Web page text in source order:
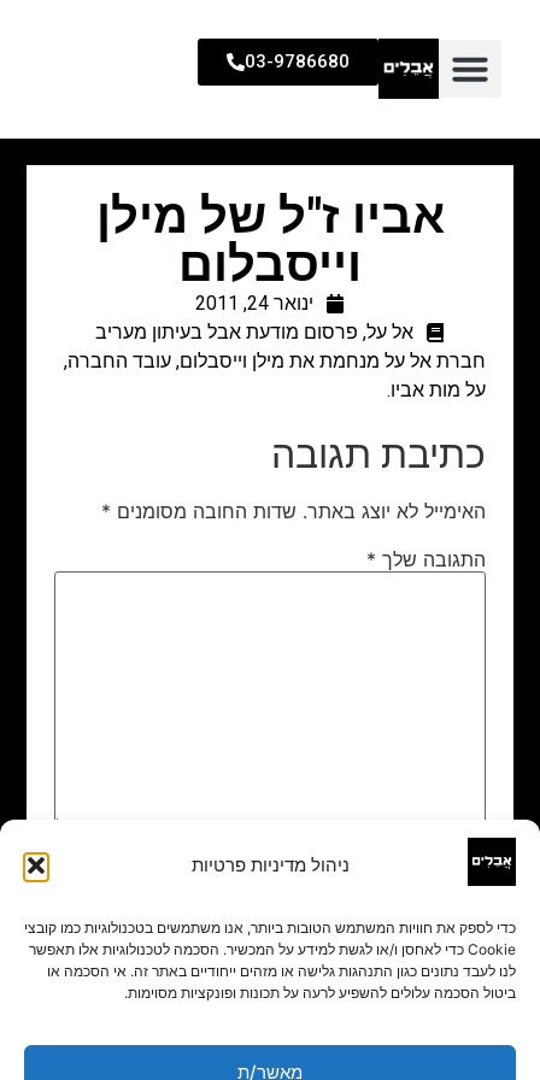
ניהול מדיניות פרטיות
כדי לספק את חוויות המשתמש הטובות ביותר, אנו משתמשים בטכנולוגיות כמו קובצי
Cookie כדי לאחסן ו/או לגשת למידע על המכשיר. הסכמה לטכנולוגיות אלו תאפשר
לנו לעבד נתונים כגון התנהגות גלישה או מזהים ייחודיים באתר זה. אי הסכמה או
ביטול הסכמה עלולים להשפיע לרעה על תכונות ופונקציות מסוימות.
מאשר/ת
03-9786680
אביו ז"ל של מילן
וייסבלום
ינואר 24, 2011
אל על, פרסום מודעת אבל בעיתון מעריב
חברת אל על מנחמת את מילן וייסבלום, עובד החברה,
על מות אביו.
כתיבת תגובה
האימייל לא יוצג באתר. שדות החובה מסומנים *
התגובה שלך *
שם
אימייל*